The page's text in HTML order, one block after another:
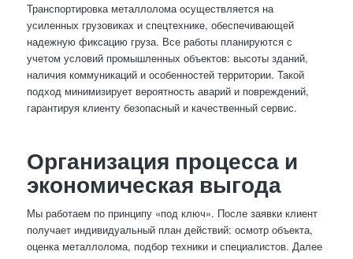
Транспортировка металлолома осуществляется на
усиленных грузовиках и спецтехнике, обеспечивающей
надежную фиксацию груза. Все работы планируются с
учетом условий промышленных объектов: высоты зданий,
наличия коммуникаций и особенностей территории. Такой
подход минимизирует вероятность аварий и повреждений,
гарантируя клиенту безопасный и качественный сервис.
Организация процесса и
экономическая выгода
Мы работаем по принципу «под ключ». После заявки клиент
получает индивидуальный план действий: осмотр объекта,
оценка металлолома, подбор техники и специалистов. Далее